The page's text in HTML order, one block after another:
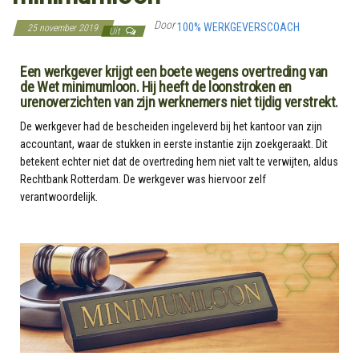
25 november 2019 Uit Door100% WERKGEVERSCOACH
Een werkgever krijgt een boete wegens overtreding van
de Wet minimumloon. Hij heeft de loonstroken en
urenoverzichten van zijn werknemers niet tijdig verstrekt.
De werkgever had de bescheiden ingeleverd bij het kantoor van zijn
accountant, waar de stukken in eerste instantie zijn zoekgeraakt. Dit
betekent echter niet dat de overtreding hem niet valt te verwijten, aldus
Rechtbank Rotterdam. De werkgever was hiervoor zelf
verantwoordelijk.